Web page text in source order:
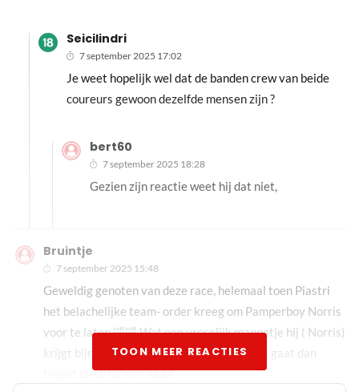
Bruintje
7 september 2025 15:48
Geweldig genoten van deze race, helemaal toen Piastri
het belachelijke team- order kreeg om Pamperboy Norris
voor te laten 🤣🤣 Wat een vreselijk mannetje hij ( Norris)
krijgt bijna alles altijd kado , en als iets niet gaat dan
begint hij te janken 😂😂
Seicilindri
7 september 2025 17:02
Je weet hopelijk wel dat de banden crew van beide
coureurs gewoon dezelfde mensen zijn ?
bert60
7 september 2025 18:28
Gezien zijn reactie weet hij dat niet,
TOON MEER REACTIES